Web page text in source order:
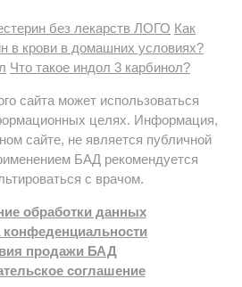
Как
в крови в домашних условиях?
Что такое индол 3 карбинол?
сайта может использоваться
целях. Информация,
сайте, не является публичной
БАД рекомендуется
с врачом.
обработки данных
конфеденциальности
продажи БАД
соглашение